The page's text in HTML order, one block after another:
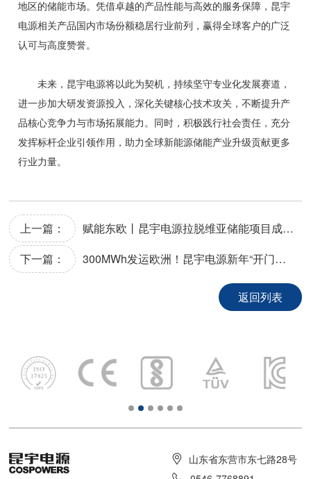
地区的储能市场。凭借卓越的产品性能与高效的服务保障，昆宇
电源相关产品国内市场份额稳居行业前列，赢得全球客户的广泛
认可与高度赞誉。
未来，昆宇电源将以此为契机，持续坚守专业化发展赛道，
进一步加大研发资源投入，深化关键核心技术攻关，不断提升产
品核心竞争力与市场拓展能力。同时，积极践行社会责任，充分
发挥标杆企业引领作用，助力全球新能源储能产业升级贡献更多
行业力量。
上一篇：
赋能东欧丨昆宇电源拉脱维亚储能项目成功完成调试
下一篇：
300MWh发运欧洲！昆宇电源新年“开门红”，欧洲业务蓬勃发展
返回列表
山东省东营市东七路28号